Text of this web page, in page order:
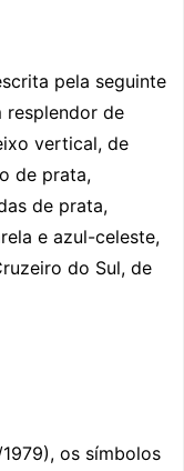
pela seguinte
resplendor de
vertical, de
de prata,
de prata,
e azul-celeste,
do Sul, de
os símbolos